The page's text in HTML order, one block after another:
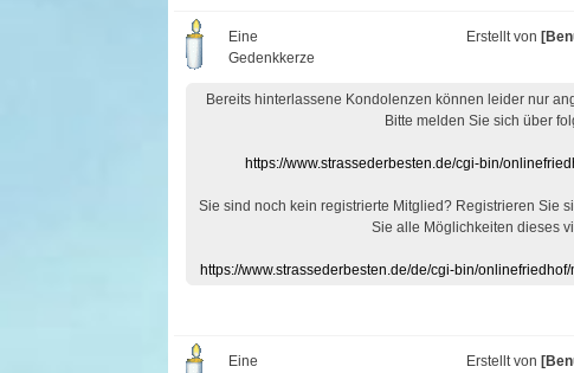
Eine
Gedenkkerze
Erstellt von
Bereits hinterlassene Kondolenzen können leider nur
Bitte melden Sie sich über
https://www.strassederbesten.de/cgi-bin/
Sie sind noch kein registrierte Mitglied? Registrieren Sie
Sie alle Möglichkeiten dieses
https://www.strassederbesten.de/de/cgi-bin/
Eine
Erstellt von